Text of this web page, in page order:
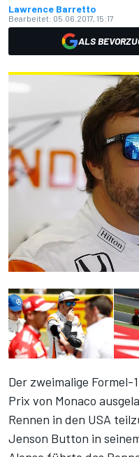
Lawrence Barretto
Bearbeitet: 05.06.2017, 15:17
ALS
Der zweimalige
Prix von Monaco
Rennen in den USA
Jenson Button in